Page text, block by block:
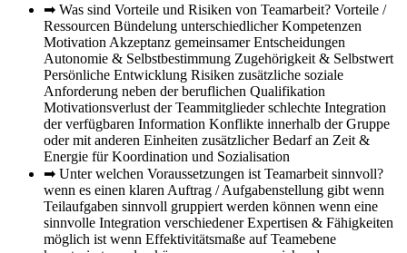
➡ Was sind Vorteile und Risiken von Teamarbeit? Vorteile /
Ressourcen Bündelung unterschiedlicher Kompetenzen
Motivation Akzeptanz gemeinsamer Entscheidungen
Autonomie & Selbstbestimmung Zugehörigkeit & Selbstwert
Persönliche Entwicklung Risiken zusätzliche soziale
Anforderung neben der beruflichen Qualifikation
Motivationsverlust der Teammitglieder schlechte Integration
der verfügbaren Information Konflikte innerhalb der Gruppe
oder mit anderen Einheiten zusätzlicher Bedarf an Zeit &
Energie für Koordination und Sozialisation
➡ Unter welchen Voraussetzungen ist Teamarbeit sinnvoll?
wenn es einen klaren Auftrag / Aufgabenstellung gibt wenn
Teilaufgaben sinnvoll gruppiert werden können wenn eine
sinnvolle Integration verschiedener Expertisen & Fähigkeiten
möglich ist wenn Effektivitätsmaße auf Teamebene